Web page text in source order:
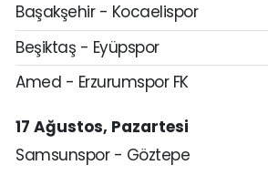
Başakşehir - Kocaelispor
Beşiktaş - Eyüpspor
Amed - Erzurumspor FK
17 Ağustos, Pazartesi
Samsunspor - Göztepe